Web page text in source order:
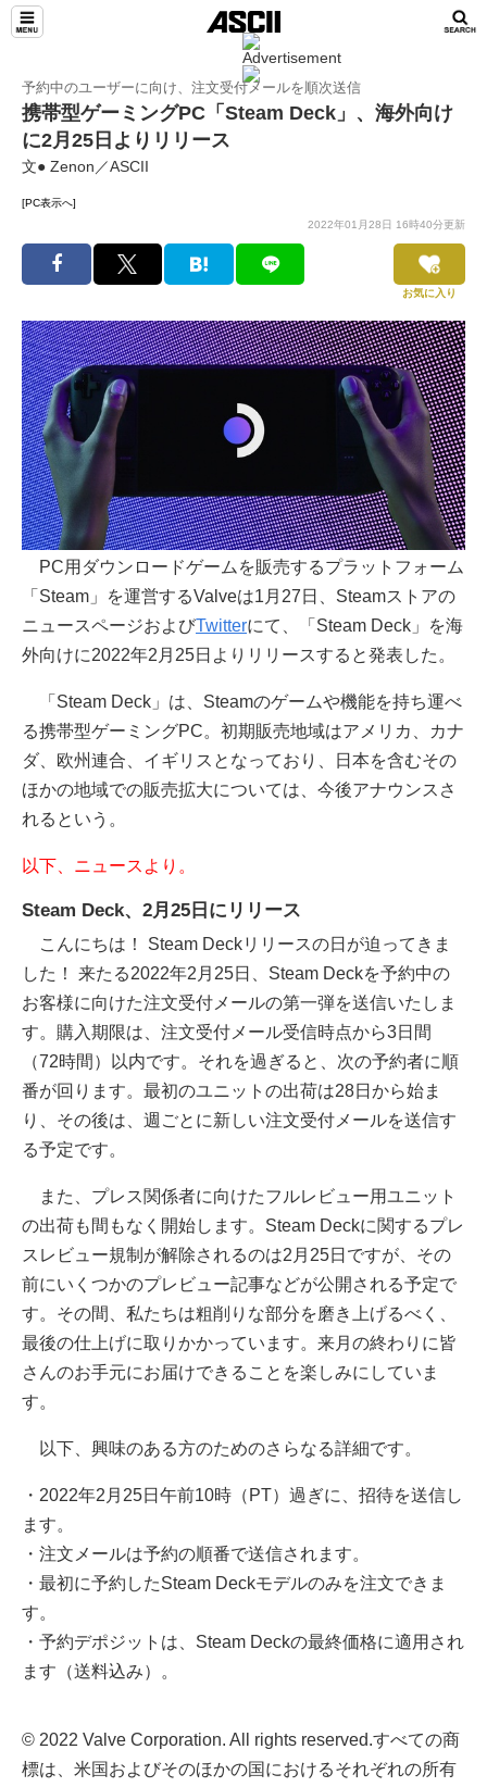
予約中のユーザーに向け、注文受付メールを順次送信
携帯型ゲーミングPC「Steam Deck」、海外向け
に2月25日よりリリース
文● Zenon／ASCII
[PC表示へ]
2022年01月28日 16時40分更新
お気に入り
PC用ダウンロードゲームを販売するプラットフォーム
「Steam」を運営するValveは1月27日、Steamストアの
ニュースページおよびTwitterにて、「Steam Deck」を海
外向けに2022年2月25日よりリリースすると発表した。
「Steam Deck」は、Steamのゲームや機能を持ち運べ
る携帯型ゲーミングPC。初期販売地域はアメリカ、カナ
ダ、欧州連合、イギリスとなっており、日本を含むその
ほかの地域での販売拡大については、今後アナウンスさ
れるという。
以下、ニュースより。
Steam Deck、2月25日にリリース
こんにちは！ Steam Deckリリースの日が迫ってきま
した！ 来たる2022年2月25日、Steam Deckを予約中の
お客様に向けた注文受付メールの第一弾を送信いたしま
す。購入期限は、注文受付メール受信時点から3日間
（72時間）以内です。それを過ぎると、次の予約者に順
番が回ります。最初のユニットの出荷は28日から始ま
り、その後は、週ごとに新しい注文受付メールを送信す
る予定です。
また、プレス関係者に向けたフルレビュー用ユニット
の出荷も間もなく開始します。Steam Deckに関するプレ
スレビュー規制が解除されるのは2月25日ですが、その
前にいくつかのプレビュー記事などが公開される予定で
す。その間、私たちは粗削りな部分を磨き上げるべく、
最後の仕上げに取りかかっています。来月の終わりに皆
さんのお手元にお届けできることを楽しみにしていま
す。
以下、興味のある方のためのさらなる詳細です。
・2022年2月25日午前10時（PT）過ぎに、招待を送信し
ます。
・注文メールは予約の順番で送信されます。
・最初に予約したSteam Deckモデルのみを注文できま
す。
・予約デポジットは、Steam Deckの最終価格に適用され
ます（送料込み）。
© 2022 Valve Corporation. All rights reserved.すべての商
標は、米国およびそのほかの国におけるそれぞれの所有